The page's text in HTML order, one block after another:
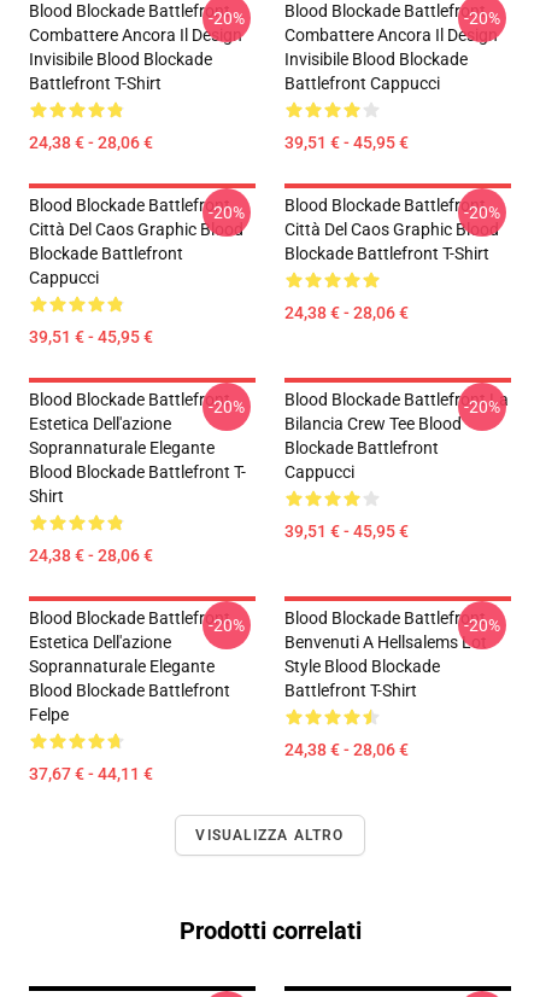
Blood Blockade Battlefront
Combattere Ancora Il Design
Invisibile Blood Blockade
Battlefront T-Shirt
24,38 € - 28,06 €
-20%
Blood Blockade Battlefront
Combattere Ancora Il Design
Invisibile Blood Blockade
Battlefront Cappucci
39,51 € - 45,95 €
-20%
Blood Blockade Battlefront
Città Del Caos Graphic Blood
Blockade Battlefront
Cappucci
39,51 € - 45,95 €
-20%
Blood Blockade Battlefront
Città Del Caos Graphic Blood
Blockade Battlefront T-Shirt
24,38 € - 28,06 €
-20%
Blood Blockade Battlefront
Estetica Dell'azione
Soprannaturale Elegante
Blood Blockade Battlefront T-
Shirt
24,38 € - 28,06 €
-20%
Blood Blockade Battlefront La
Bilancia Crew Tee Blood
Blockade Battlefront
Cappucci
39,51 € - 45,95 €
-20%
Blood Blockade Battlefront
Estetica Dell'azione
Soprannaturale Elegante
Blood Blockade Battlefront
Felpe
37,67 € - 44,11 €
-20%
Blood Blockade Battlefront
Benvenuti A Hellsalems Lot
Style Blood Blockade
Battlefront T-Shirt
24,38 € - 28,06 €
-20%
VISUALIZZA ALTRO
Prodotti correlati